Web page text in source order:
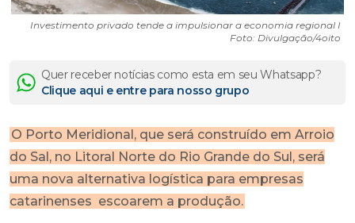
Investimento privado tende a impulsionar a economia regional I
Foto: Divulgação/4oito
Quer receber notícias como esta em seu Whatsapp?
Clique aqui e entre para nosso grupo
O Porto Meridional, que será construído em Arroio
do Sal, no Litoral Norte do Rio Grande do Sul, será
uma nova alternativa logística para empresas
catarinenses escoarem a produção.